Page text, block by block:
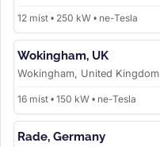
12 míst • 250 kW • ne-Tesla
Wokingham, UK
Wokingham, United Kingdom
16 míst • 150 kW • ne-Tesla
Rade, Germany